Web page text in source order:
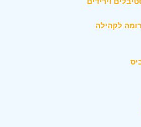
לקהילה